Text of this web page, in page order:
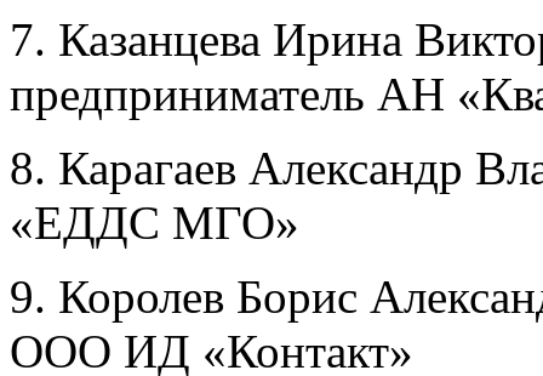
7. Казанцева Ирина
предприниматель АН
8. Карагаев Александр
«ЕДДС МГО»
9. Королев Борис
ООО ИД «Контакт»